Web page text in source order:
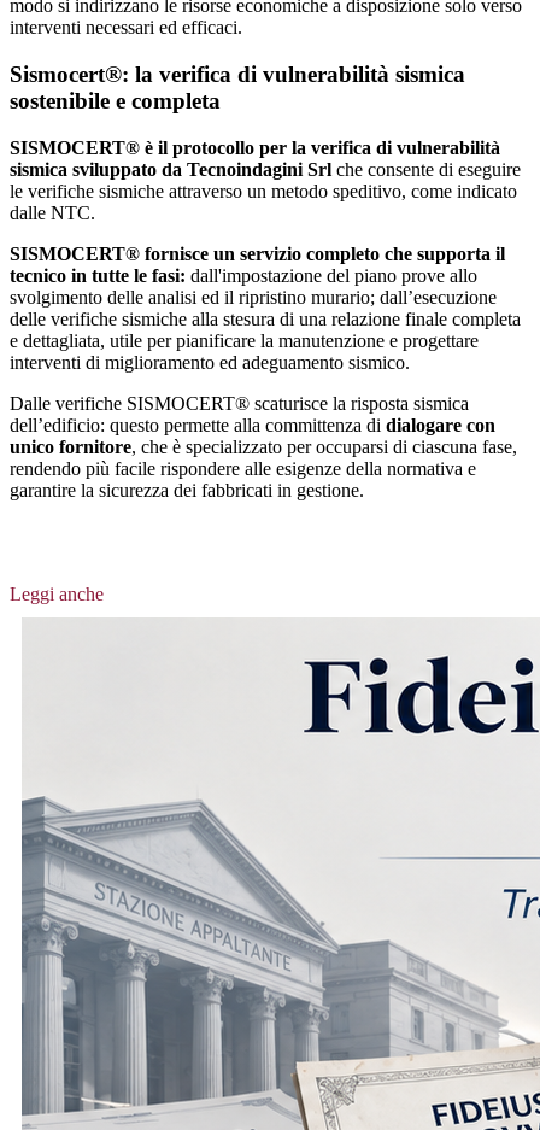
modo si indirizzano le risorse economiche a disposizione solo verso
interventi necessari ed efficaci.
Sismocert®: la verifica di vulnerabilità sismica
sostenibile e completa
SISMOCERT® è il protocollo per la verifica di vulnerabilità
sismica sviluppato da Tecnoindagini Srl che consente di eseguire
le verifiche sismiche attraverso un metodo speditivo, come indicato
dalle NTC.
SISMOCERT® fornisce un servizio completo che supporta il
tecnico in tutte le fasi: dall'impostazione del piano prove allo
svolgimento delle analisi ed il ripristino murario; dall’esecuzione
delle verifiche sismiche alla stesura di una relazione finale completa
e dettagliata, utile per pianificare la manutenzione e progettare
interventi di miglioramento ed adeguamento sismico.
Dalle verifiche SISMOCERT® scaturisce la risposta sismica
dell’edificio: questo permette alla committenza di dialogare con
unico fornitore, che è specializzato per occuparsi di ciascuna fase,
rendendo più facile rispondere alle esigenze della normativa e
garantire la sicurezza dei fabbricati in gestione.
Leggi anche